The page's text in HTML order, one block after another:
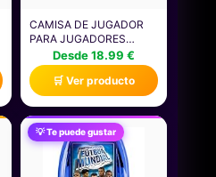
CAMISA DE JUGADOR
PARA JUGADORES
NIÑOS HOMBRES
VIDEOJUEGOS JUEGOS
CAMISETA
Desde 18.99 €
🛒 Ver producto
💡 Te puede gustar